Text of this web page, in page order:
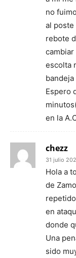
no
al poste
rebote
cambiar
escolta
Espero
en la
chezz
31 julio
Hola a
de
en
donde
Una
sido